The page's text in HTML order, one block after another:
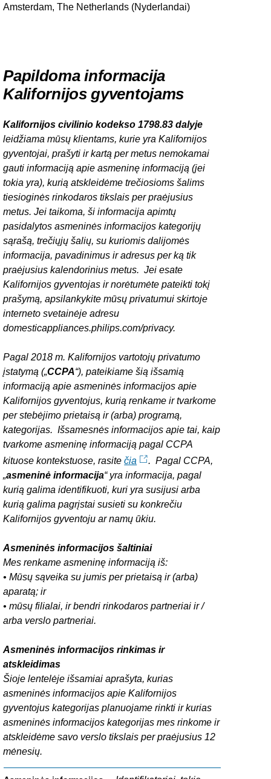
Amsterdam, The Netherlands (Nyderlandai)
Papildoma informacija
Kalifornijos gyventojams
Kalifornijos civilinio kodekso 1798.83 dalyje
leidžiama mūsų klientams, kurie yra Kalifornijos
gyventojai, prašyti ir kartą per metus nemokamai
gauti informaciją apie asmeninę informaciją (jei
tokia yra), kurią atskleidėme trečiosioms šalims
tiesioginės rinkodaros tikslais per praėjusius
metus. Jei taikoma, ši informacija apimtų
pasidalytos asmeninės informacijos kategorijų
sąrašą, trečiųjų šalių, su kuriomis dalijomės
informacija, pavadinimus ir adresus per ką tik
praėjusius kalendorinius metus. Jei esate
Kalifornijos gyventojas ir norėtumėte pateikti tokį
prašymą, apsilankykite mūsų privatumui skirtoje
interneto svetainėje adresu
domesticappliances.philips.com/privacy.
Pagal 2018 m. Kalifornijos vartotojų privatumo
įstatymą („CCPA“), pateikiame šią išsamią
informaciją apie asmeninės informacijos apie
Kalifornijos gyventojus, kurią renkame ir tvarkome
per stebėjimo prietaisą ir (arba) programą,
kategorijas. Išsamesnės informacijos apie tai, kaip
tvarkome asmeninę informaciją pagal CCPA
kituose kontekstuose, rasitečia
. Pagal CCPA,
„asmeninė informacija“ yra informacija, pagal
kurią galima identifikuoti, kuri yra susijusi arba
kurią galima pagrįstai susieti su konkrečiu
Kalifornijos gyventoju ar namų ūkiu.
Asmeninės informacijos šaltiniai
Mes renkame asmeninę informaciją iš:
• Mūsų sąveika su jumis per prietaisą ir (arba)
aparatą; ir
• mūsų filialai, ir bendri rinkodaros partneriai ir /
arba verslo partneriai.
Asmeninės informacijos rinkimas ir
atskleidimas
Šioje lentelėje išsamiai aprašyta, kurias
asmeninės informacijos apie Kalifornijos
gyventojus kategorijas planuojame rinkti ir kurias
asmeninės informacijos kategorijas mes rinkome ir
atskleidėme savo verslo tikslais per praėjusius 12
mėnesių.